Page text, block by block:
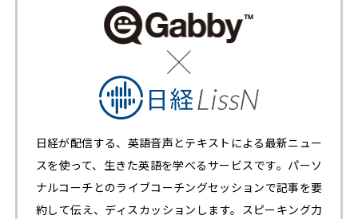
日経が配信する、英語音声とテキストによる最新ニュー
スを使って、生きた英語を学べるサービスです。パーソ
ナルコーチとのライブコーチングセッションで記事を要
約して伝え、ディスカッションします。スピーキング力